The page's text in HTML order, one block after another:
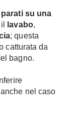
su una
lavabo,
; questa
catturata da
bagno.
nel caso